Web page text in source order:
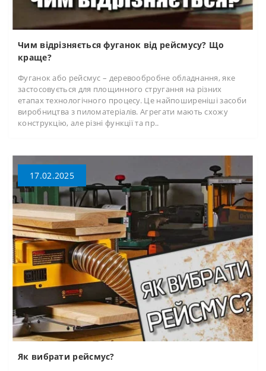
Чим відрізняється фуганок від рейсмусу? Що
краще?
Фуганок або рейсмус – деревообробне обладнання, яке
застосовується для площинного стругання на різних
етапах технологічного процесу. Це найпоширеніші засоби
виробництва з пиломатеріалів. Агрегати мають схожу
конструкцію, але різні функції та пр..
17.02.2025
Як вибрати рейсмус?